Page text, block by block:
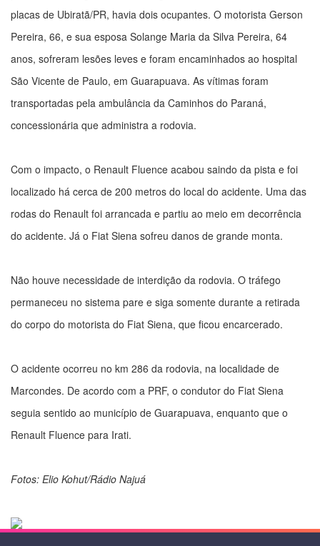
placas de Ubiratã/PR, havia dois ocupantes. O motorista Gerson
Pereira, 66, e sua esposa Solange Maria da Silva Pereira, 64
anos, sofreram lesões leves e foram encaminhados ao hospital
São Vicente de Paulo, em Guarapuava. As vítimas foram
transportadas pela ambulância da Caminhos do Paraná,
concessionária que administra a rodovia.
Com o impacto, o Renault Fluence acabou saindo da pista e foi
localizado há cerca de 200 metros do local do acidente. Uma das
rodas do Renault foi arrancada e partiu ao meio em decorrência
do acidente. Já o Fiat Siena sofreu danos de grande monta.
Não houve necessidade de interdição da rodovia. O tráfego
permaneceu no sistema pare e siga somente durante a retirada
do corpo do motorista do Fiat Siena, que ficou encarcerado.
O acidente ocorreu no km 286 da rodovia, na localidade de
Marcondes. De acordo com a PRF, o condutor do Fiat Siena
seguia sentido ao município de Guarapuava, enquanto que o
Renault Fluence para Irati.
Fotos: Elio Kohut/Rádio Najuá